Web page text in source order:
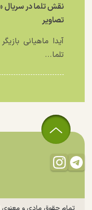
نقش تلما در
تصاویر
آیدا ماهیانی
تلما...